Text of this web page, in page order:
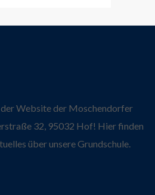
Website der Moschendorfer
32, 95032 Hof! Hier finden
über unsere Grundschule.